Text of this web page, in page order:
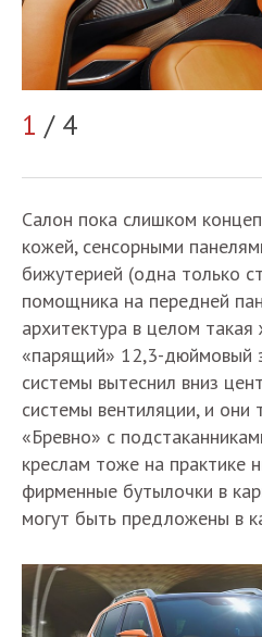
1 / 4
Салон пока слишком
кожей, сенсорными
бижутерией (одна только
помощника на передней
архитектура в целом
«парящий» 12,3-дюймовый
системы вытеснил вниз
системы вентиляции, и они
«Бревно» с
креслам тоже на практике
фирменные бутылочки в
могут быть предложены в